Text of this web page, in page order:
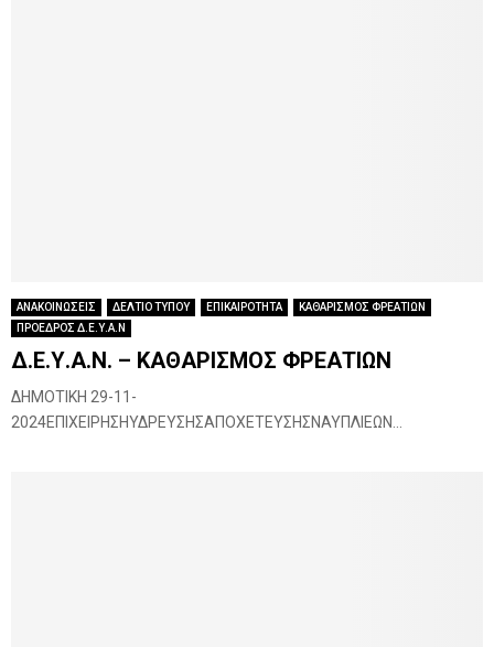
ΑΝΑΚΟΙΝΩΣΕΙΣ ΔΕΛΤΙΟ ΤΥΠΟΥ ΕΠΙΚΑΙΡΟΤΗΤΑ
ΚΑΘΑΡΙΣΜΟΣ ΦΡΕΑΤΙΩΝ
ΠΡΟΕΔΡΟΣ Δ.Ε.Υ.Α.Ν
Δ.Ε.Υ.Α.Ν. – ΚΑΘΑΡΙΣΜΟΣ ΦΡΕΑΤΙΩΝ
ΔΗΜΟΤΙΚΗ 29-11-
2024ΕΠΙΧΕΙΡΗΣΗΥΔΡΕΥΣΗΣΑΠΟΧΕΤΕΥΣΗΣΝΑΥΠΛΙΕΩΝ...